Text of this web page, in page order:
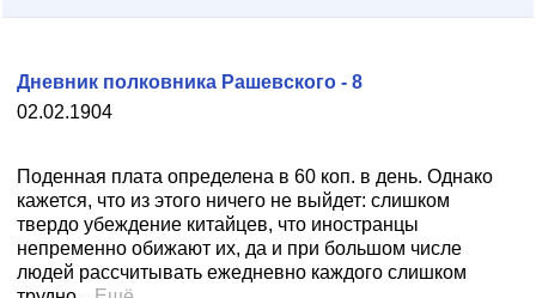
02.02.1904
Дневник полковника Рашевского - 8
Поденная плата определена в 60 коп. в день. Однако
кажется, что из этого ничего не выйдет: слишком
твердо убеждение китайцев, что иностранцы
непременно обижают их, да и при большом числе
людей рассчитывать ежедневно каждого слишком